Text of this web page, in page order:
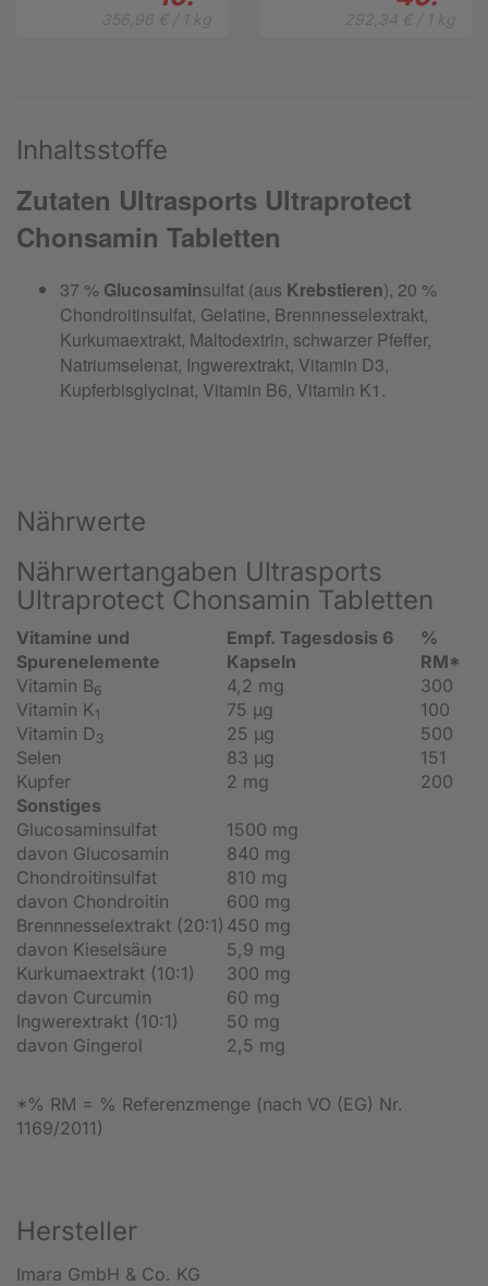
Inhaltsstoffe
Nährwerte
Nährwertangaben Ultrasports
Ultraprotect Chonsamin Tabletten
Vitamine und
Spurenelemente
Empf. Tagesdosis 6
Kapseln
%
RM*
Vitamin B6 4,2 mg
300
Vitamin K1 75 µg
100
Vitamin D3 25 µg
500
Selen
83 µg
151
Kupfer
2 mg
200
Sonstiges
Glucosaminsulfat
1500 mg
davon Glucosamin
840 mg
Chondroitinsulfat
810 mg
davon Chondroitin
600 mg
Brennnesselextrakt (20:1) 450 mg
davon Kieselsäure
5,9 mg
Kurkumaextrakt (10:1)
300 mg
davon Curcumin
60 mg
Ingwerextrakt (10:1)
50 mg
davon Gingerol
2,5 mg
*% RM = % Referenzmenge (nach VO (EG) Nr.
1169/2011)
Hersteller
Imara GmbH & Co. KG